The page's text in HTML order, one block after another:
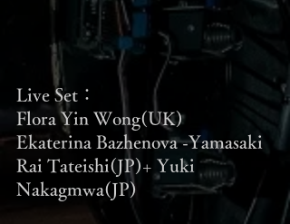
Live Set：
Flora Yin Wong(UK)
Ekaterina Bazhenova -Yamasaki
Rai Tateishi(JP)+ Yuki
Nakagmwa(JP)